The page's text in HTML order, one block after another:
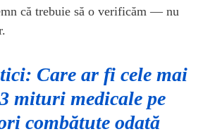
că trebuie să o verificăm — nu
Care ar fi cele mai
mituri medicale pe
combătute odată